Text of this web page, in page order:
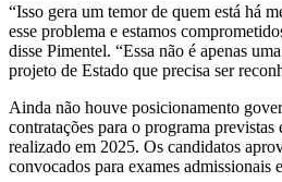
“Isso gera um temor de quem está há
esse problema e estamos
disse Pimentel. “Essa não é apenas
projeto de Estado que precisa ser
Ainda não houve posicionamento
contratações para o programa previstas
realizado em 2025. Os candidatos
convocados para exames admissionais